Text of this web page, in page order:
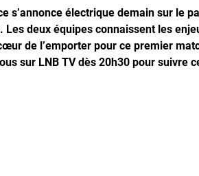
s’annonce électrique demain sur le
Les deux équipes connaissent les
de l’emporter pour ce premier
sur LNB TV dès 20h30 pour suivre